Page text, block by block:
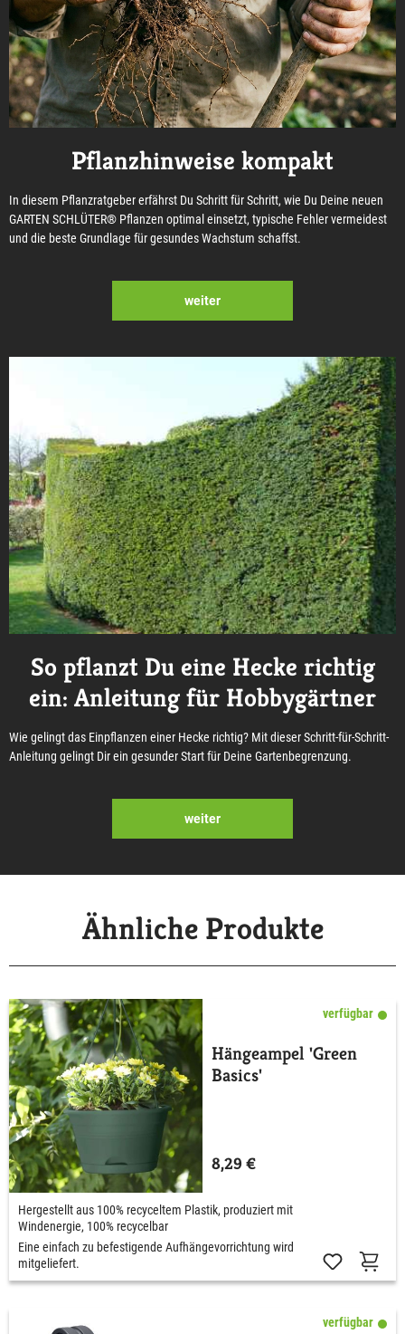
Pflanzhinweise kompakt
In diesem Pflanzratgeber erfährst Du Schritt für Schritt, wie Du Deine neuen
GARTEN SCHLÜTER® Pflanzen optimal einsetzt, typische Fehler vermeidest
und die beste Grundlage für gesundes Wachstum schaffst.
weiter
So pflanzt Du eine Hecke richtig
ein: Anleitung für Hobbygärtner
Wie gelingt das Einpflanzen einer Hecke richtig? Mit dieser Schritt-für-Schritt-
Anleitung gelingt Dir ein gesunder Start für Deine Gartenbegrenzung.
weiter
Ähnliche Produkte
verfügbar
Hängeampel 'Green
Basics'
8,29 €
Hergestellt aus 100% recyceltem Plastik, produziert mit
Windenergie, 100% recycelbar
Eine einfach zu befestigende Aufhängevorrichtung wird
mitgeliefert.
verfügbar